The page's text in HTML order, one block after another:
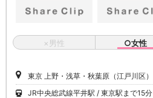
×男性 ○女性
東京 上野・浅草・秋葉原（江戸川区）
JR中央総武線平井駅
東京駅まで15分